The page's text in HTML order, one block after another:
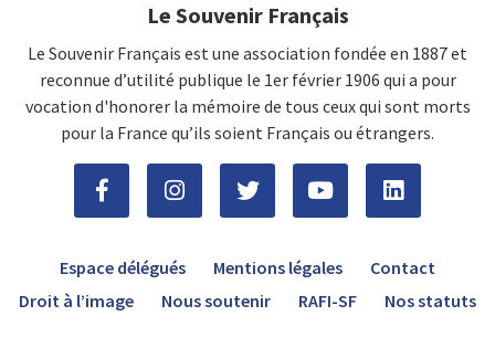
Le Souvenir Français
Le Souvenir Français est une association fondée en 1887 et
reconnue d’utilité publique le 1er février 1906 qui a pour
vocation d'honorer la mémoire de tous ceux qui sont morts
pour la France qu’ils soient Français ou étrangers.
Espace délégués Mentions légales
Contact
Droit à l’image
Nous soutenir RAFI-SF Nos statuts